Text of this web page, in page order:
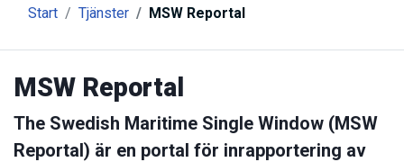
Start Tjänster MSW Reportal
MSW Reportal
The Swedish Maritime Single Window (MSW
Reportal) är en portal för inrapportering av